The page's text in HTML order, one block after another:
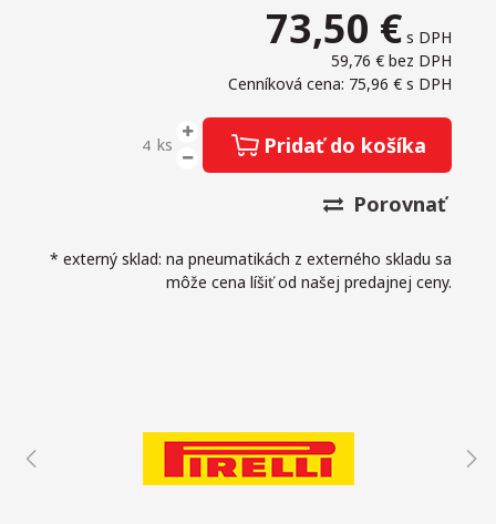
73,50 € s DPH
59,76 € bez DPH
Cenníková cena: 75,96 € s DPH
ks Pridať do košíka
Porovnať
* externý sklad: na pneumatikách z externého skladu sa
môže cena líšiť od našej predajnej ceny.